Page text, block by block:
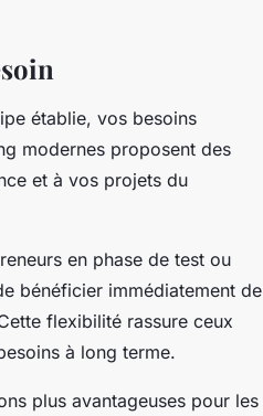
établie, vos besoins
modernes proposent des
et à vos projets du
en phase de test ou
bénéficier immédiatement de
flexibilité rassure ceux
à long terme.
plus avantageuses pour les